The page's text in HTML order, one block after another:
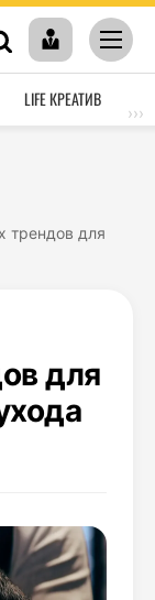
LIFE КРЕАТИВ
›››
трендов для
для